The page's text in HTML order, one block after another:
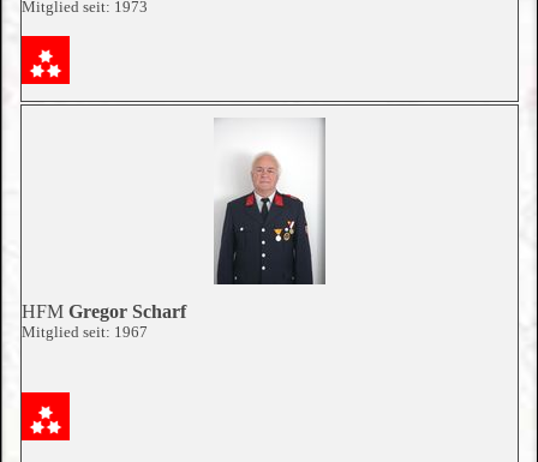
Mitglied seit: 1973
HFM Gregor Scharf
Mitglied seit: 1967